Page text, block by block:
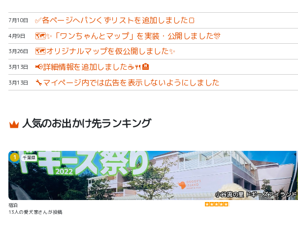
7月10日 ✅各ページへパンくずリストを追加しました🍞
4月9日 🗺✨「ワンちゃんとマップ」を実装・公開しました🎊
3月26日 🗺オリジナルマップを仮公開しました✨
3月13日 📢詳細情報を追加しました☕🍴🏨
3月13日
🔧マイページ内では広告を表示しないようにしました
人気のお出かけ先ランキング
1 千葉県
小谷流の里 ドギーズアイランド
宿泊
13人の愛犬家さんが投稿